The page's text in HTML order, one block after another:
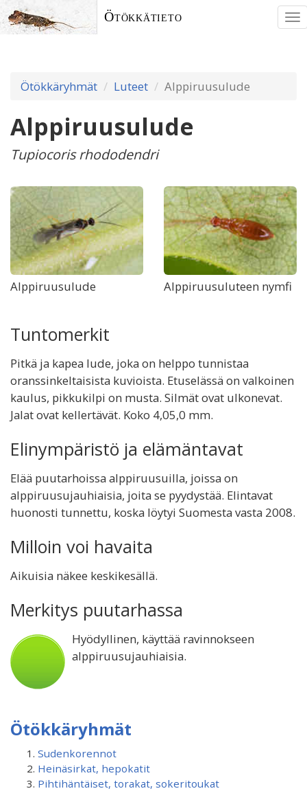
Ötökkätieto
Ötökkäryhmät Luteet Alppiruusulude
Alppiruusulude
Tupiocoris rhododendri
Alppiruusulude Alppiruusuluteen nymfi
Tuntomerkit
Pitkä ja kapea lude, joka on helppo tunnistaa
oranssinkeltaisista kuvioista. Etuselässä on valkoinen
kaulus, pikkukilpi on musta. Silmät ovat ulkonevat.
Jalat ovat kellertävät. Koko 4,05,0 mm.
Elinympäristö ja elämäntavat
Elää puutarhoissa alppiruusuilla, joissa on
alppiruusujauhiaisia, joita se pyydystää. Elintavat
huonosti tunnettu, koska löytyi Suomesta vasta 2008.
Milloin voi havaita
Aikuisia näkee keskikesällä.
Merkitys puutarhassa
Hyödyllinen, käyttää ravinnokseen
alppiruusujauhiaisia.
Ötökkäryhmät
Sudenkorennot
Heinäsirkat, hepokatit
Pihtihäntäiset, torakat, sokeritoukat